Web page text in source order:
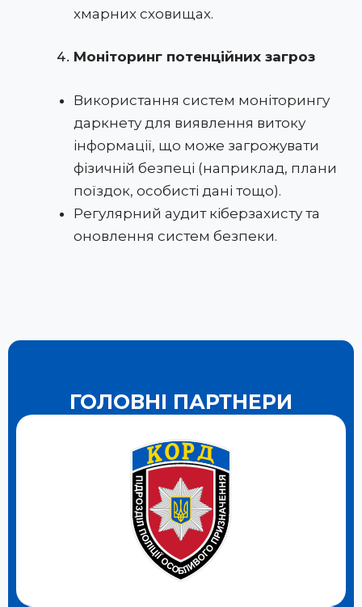
хмарних сховищах.
Моніторинг потенційних загроз
Використання систем моніторингу
даркнету для виявлення витоку
інформації, що може загрожувати
фізичній безпеці (наприклад, плани
поїздок, особисті дані тощо).
Регулярний аудит кіберзахисту та
оновлення систем безпеки.
ГОЛОВНІ ПАРТНЕРИ